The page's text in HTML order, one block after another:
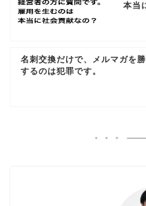
本当
名刺交換だけで、メルマガを
するのは犯罪です。